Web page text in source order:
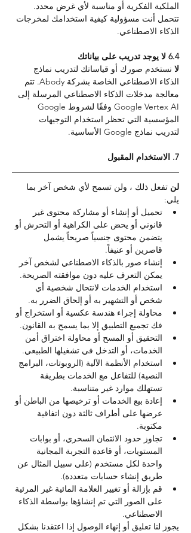
الملكية الفكرية أو مناسبة لأي غرض محدد.
تتحمل أنت مسؤولية كيفية استخدامك لمخرجات
الذكاء الاصطناعي.
6.4 لا يوجد تدريب على بياناتك
لا نستخدم صورك أو قياساتك لتدريب نماذج
الذكاء الاصطناعي الخاصة بشركة Abody. تتم
معالجة مدخلات الذكاء الاصطناعي المرسلة إلى
المؤسسية التي تحظر استخدام التوجيهات
لتدريب نماذج Google الأساسية.
7. الاستخدام المقبول
لن تفعل ذلك ، ولن تسمح لأي شخص آخر بما
يلي:
تحميل أو إنشاء أو مشاركة محتوى غير
قانوني أو يحض على الكراهية أو التحرش أو
يتضمن محتوى جنسياً صريحاً يشمل
قاصرين أو عنيفاً.
إنشاء صور بالذكاء الاصطناعي لشخص آخر
يمكن التعرف عليه دون موافقته الصريحة.
استخدام الخدمات لانتحال شخصية أي
شخص أو التشهير به أو إلحاق الضرر به.
محاولة إجراء هندسة عكسية أو استخراج أو
فك تجميع التطبيق إلا بما يسمح به القانون.
التحقيق أو المسح أو محاولة اختراق أمن
الخدمات، أو التدخل في تشغيلها الطبيعي.
استخدام الأنظمة الآلية (الروبوتات، البرامج
النصية) للتفاعل مع الخدمات بطريقة
تستهلك موارد غير متناسبة.
إعادة بيع الخدمات أو ترخيصها من الباطن أو
عرضها على أطراف ثالثة دون اتفاقية
مكتوبة.
تجاوز حدود الائتمان السحري، أو بوابات
المستويات، أو قاعدة التجربة المجانية
واحدة لكل مستخدم (على سبيل المثال عن
طريق إنشاء حسابات متعددة).
قم بإزالة أو تغيير العلامة المائية غير المرئية
على الصور التي تم إنشاؤها بواسطة الذكاء
الاصطناعي.
يجوز لنا تعليق أو إنهاء الوصول إذا اعتقدنا بشكل